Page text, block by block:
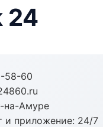
24
58-60
на-Амуре
и приложение: 24/7